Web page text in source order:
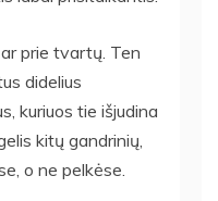
prie tvartų. Ten
didelius
kuriuos tie išjudina
kitų gandrinių,
o ne pelkėse.